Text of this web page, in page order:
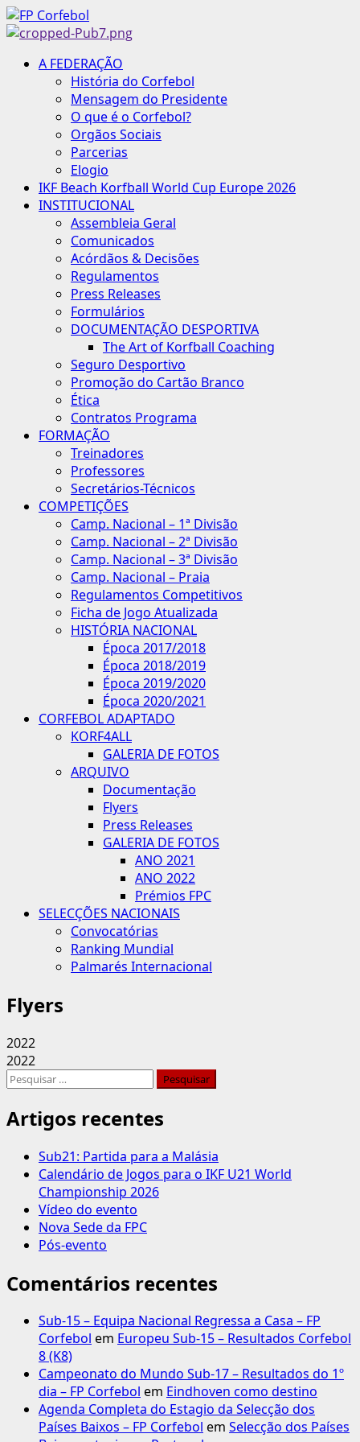
Avançar
para
conteúdo
Menu
principal
A FEDERAÇÃO
História do Corfebol
Mensagem do Presidente
O que é o Corfebol?
Orgãos Sociais
Parcerias
Elogio
IKF Beach Korfball World Cup Europe 2026
INSTITUCIONAL
Assembleia Geral
Comunicados
Acórdãos & Decisões
Regulamentos
Press Releases
Formulários
DOCUMENTAÇÃO DESPORTIVA
The Art of Korfball Coaching
Seguro Desportivo
Promoção do Cartão Branco
Ética
Contratos Programa
FORMAÇÃO
Treinadores
Professores
Secretários-Técnicos
COMPETIÇÕES
Camp. Nacional – 1ª Divisão
Camp. Nacional – 2ª Divisão
Camp. Nacional – 3ª Divisão
Camp. Nacional – Praia
Regulamentos Competitivos
Ficha de Jogo Atualizada
HISTÓRIA NACIONAL
Época 2017/2018
Época 2018/2019
Época 2019/2020
Época 2020/2021
CORFEBOL ADAPTADO
KORF4ALL
GALERIA DE FOTOS
ARQUIVO
Documentação
Flyers
Press Releases
GALERIA DE FOTOS
ANO 2021
ANO 2022
Prémios FPC
SELECÇÕES NACIONAIS
Convocatórias
Ranking Mundial
Palmarés Internacional
Flyers
2022
2022
Pesquisar
Artigos recentes
Sub21: Partida para a Malásia
Calendário de Jogos para o IKF U21 World
Championship 2026
Vídeo do evento
Nova Sede da FPC
Pós-evento
Comentários recentes
Sub-15 – Equipa Nacional Regressa a Casa – FP
Corfebol em Europeu Sub-15 – Resultados Corfebol
8 (K8)
Campeonato do Mundo Sub-17 – Resultados do 1º
dia – FP Corfebol em Eindhoven como destino
Agenda Completa do Estagio da Selecção dos
Países Baixos – FP Corfebol em Selecção dos Países